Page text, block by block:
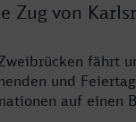
Zug von
fährt
und
auf einen